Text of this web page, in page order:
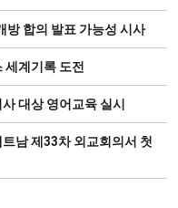
방 합의 발표 가능성 시사
세계기록 도전
대상 영어교육 실시
남 제33차 외교회의서 첫